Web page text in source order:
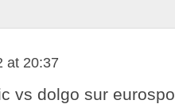
at 20:37
vs dolgo sur